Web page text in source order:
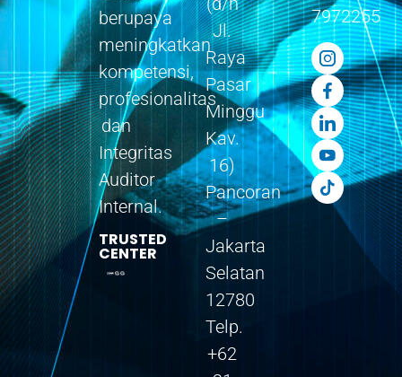
berupaya
meningkatkan
kompetensi,
profesionalitas
dan
Integritas
Auditor
Internal.
TRUSTED
CENTER
Jl.
Raya
Pasar
Minggu
Kav.
16)
Pancoran
–
Jakarta
Selatan
12780
Telp.
+62
7972255